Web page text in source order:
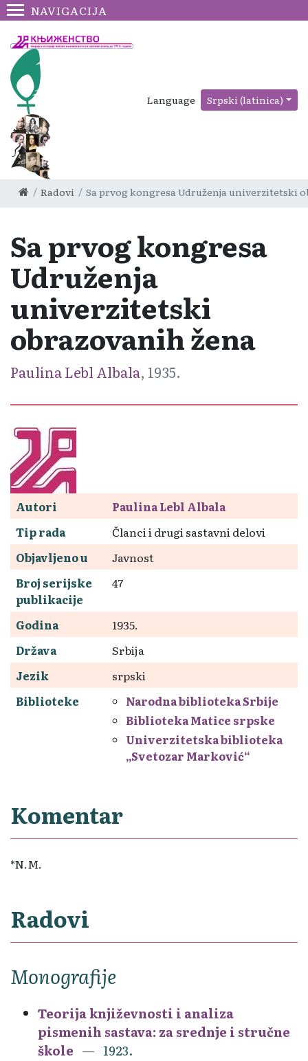
NAVIGACIJA
Language Srpski (latinica)
Radovi Sa prvog kongresa Udruženja univerzitetski
Sa prvog kongresa
Udruženja
univerzitetski
obrazovanih žena
Paulina Lebl Albala, 1935.
Autori
Paulina Lebl Albala
Tip rada
Članci i drugi sastavni delovi
Objavljeno u
Javnost
Broj serijske
publikacije
47
Godina
1935.
Država
Srbija
Jezik
srpski
Biblioteke
Narodna biblioteka Srbije
Biblioteka Matice srpske
Univerzitetska biblioteka
„Svetozar Marković“
Komentar
*N.M.
Radovi
Monografije
Teorija književnosti i analiza
pismenih sastava: za srednje i stručne
škole
1923.